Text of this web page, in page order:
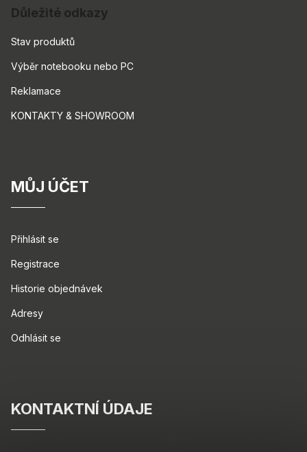
Důležité odkazy
Stav produktů
Výběr notebooku nebo PC
Reklamace
KONTAKTY & SHOWROOM
MŮJ ÚČET
Přihlásit se
Registrace
Historie objednávek
Adresy
Odhlásit se
KONTAKTNÍ ÚDAJE